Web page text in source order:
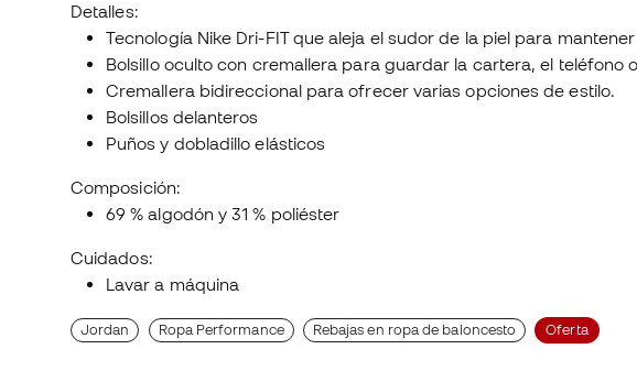
Detalles:
Tecnología Nike Dri-FIT que aleja el sudor de la piel para
Bolsillo oculto con cremallera para guardar la cartera, el teléfono
Cremallera bidireccional para ofrecer varias opciones de estilo.
Bolsillos delanteros
Puños y dobladillo elásticos
Composición:
69 % algodón y 31 % poliéster
Cuidados:
Lavar a máquina
Jordan Ropa Performance Rebajas en ropa de baloncesto Oferta